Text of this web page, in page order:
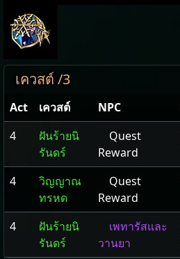
เควสต์ /3
Act เควสต์ NPC
4
ฝันร้ายนิ
รันดร์
Quest
Reward
4
วิญญาณ
ทรหด
Quest
Reward
4
ฝันร้ายนิ
รันดร์
เพทารัสและ
วานยา